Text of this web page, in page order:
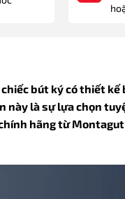
bút ký có thiết
này là sự lựa chọn
hãng từ